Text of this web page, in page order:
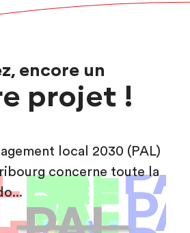
encore un
projet !
local 2030 (PAL)
concerne toute la